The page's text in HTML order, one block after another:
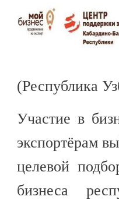
(Республика
Участие в
экспортёрам
целевой
бизнеса